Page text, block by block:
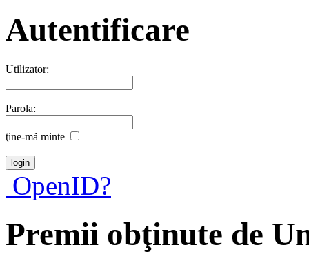
Autentificare
Utilizator:
Parola:
ţine-mã minte
OpenID?
Premii obţinute de